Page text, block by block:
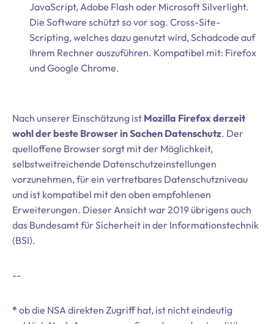
JavaScript, Adobe Flash oder Microsoft Silverlight.
Die Software schützt so vor sog. Cross-Site-
Scripting, welches dazu genutzt wird, Schadcode auf
Ihrem Rechner auszuführen. Kompatibel mit: Firefox
und Google Chrome.
Nach unserer Einschätzung ist Mozilla Firefox derzeit
wohl der beste Browser in Sachen Datenschutz. Der
quelloffene Browser sorgt mit der Möglichkeit,
selbstweitreichende Datenschutzeinstellungen
vorzunehmen, für ein vertretbares Datenschutzniveau
und ist kompatibel mit den oben empfohlenen
Erweiterungen. Dieser Ansicht war 2019 übrigens auch
das Bundesamt für Sicherheit in der Informationstechnik
(BSI).
--
*ob die NSA direkten Zugriff hat, ist nicht eindeutig